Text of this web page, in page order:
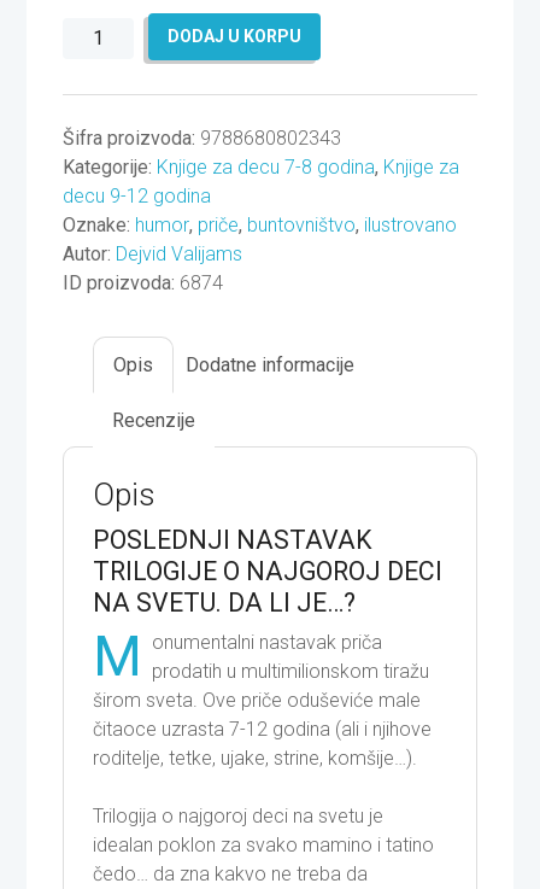
Najgora
na
3
količina
DODAJ U KORPU
Šifra proizvoda: 9788680802343
Kategorije: Knjige za decu 7-8 godina, Knjige za
decu 9-12 godina
Oznake: humor, priče, buntovništvo, ilustrovano
Autor: Dejvid Valijams
ID proizvoda: 6874
Opis Dodatne informacije
Recenzije
Opis
POSLEDNJI NASTAVAK
TRILOGIJE O NAJGOROJ DECI
NA SVETU. DA LI JE…?
M
onumentalni nastavak priča
prodatih u multimilionskom tiražu
širom sveta. Ove priče oduševiće male
čitaoce uzrasta 7-12 godina (ali i njihove
roditelje, tetke, ujake, strine, komšije…).
Trilogija o najgoroj deci na svetu je
idealan poklon za svako mamino i tatino
čedo… da zna kakvo ne treba da